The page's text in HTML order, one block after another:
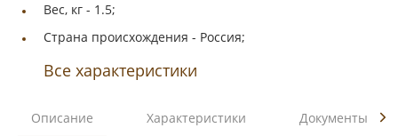
Вес, кг - 1.5;
Страна происхождения - Россия;
Все характеристики
Описание Характеристики Документы